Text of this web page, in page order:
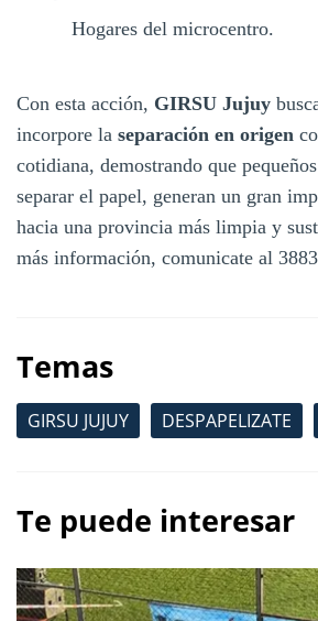
Hogares del microcentro.
Con esta acción, GIRSU Jujuy
incorpore la separación en origen
cotidiana, demostrando que
separar el papel, generan un gran
hacia una provincia más limpia y
más información, comunicate al
Temas
GIRSU JUJUY DESPAPELIZATE
Te puede interesar